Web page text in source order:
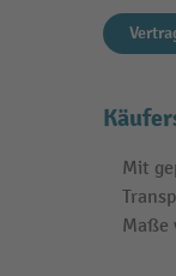
Mit
Maße